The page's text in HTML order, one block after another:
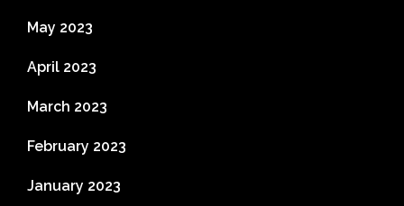
May 2023
April 2023
March 2023
February 2023
January 2023